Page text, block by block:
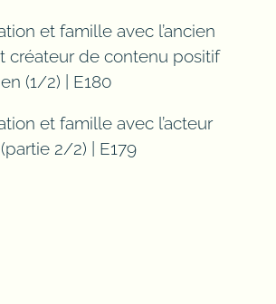
uzuală, prédicat |
| primaire.
objet direct,
2e cycle,
phrases, constituants
grammaire
et famille avec l’ancien
créateur de contenu positif
(1/2) | E180
et famille avec l’acteur
2/2) | E179